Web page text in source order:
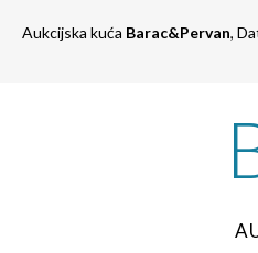
Aukcijska kuća Barac&Pervan,